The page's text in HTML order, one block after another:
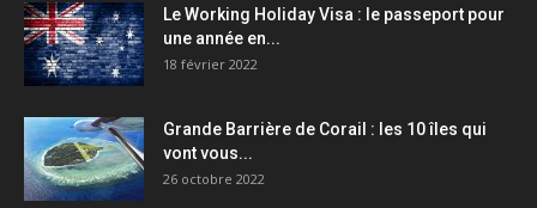
Le Working Holiday Visa : le passeport pour
une année en...
18 février 2022
Grande Barrière de Corail : les 10 îles qui
vont vous...
26 octobre 2022